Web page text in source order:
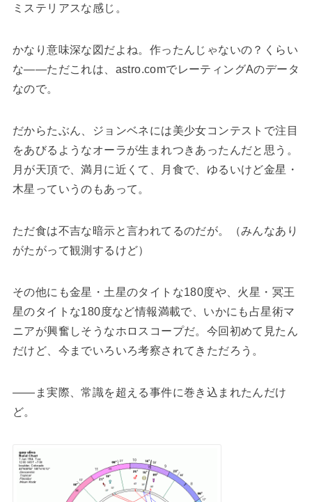
ミステリアスな感じ。
かなり意味深な図だよね。作ったんじゃないの？くらい
な――ただこれは、astro.comでレーティングAのデータ
なので。
だからたぶん、ジョンベネには美少女コンテストで注目
をあびるようなオーラが生まれつきあったんだと思う。
月が天頂で、満月に近くて、月食で、ゆるいけど金星・
木星っていうのもあって。
ただ食は不吉な暗示と言われてるのだが。（みんなあり
がたがって観測するけど）
その他にも金星・土星のタイトな180度や、火星・冥王
星のタイトな180度など情報満載で、いかにも占星術マ
ニアが興奮しそうなホロスコープだ。今回初めて見たん
だけど、今までいろいろ考察されてきただろう。
――ま実際、常識を超える事件に巻き込まれたんだけ
ど。